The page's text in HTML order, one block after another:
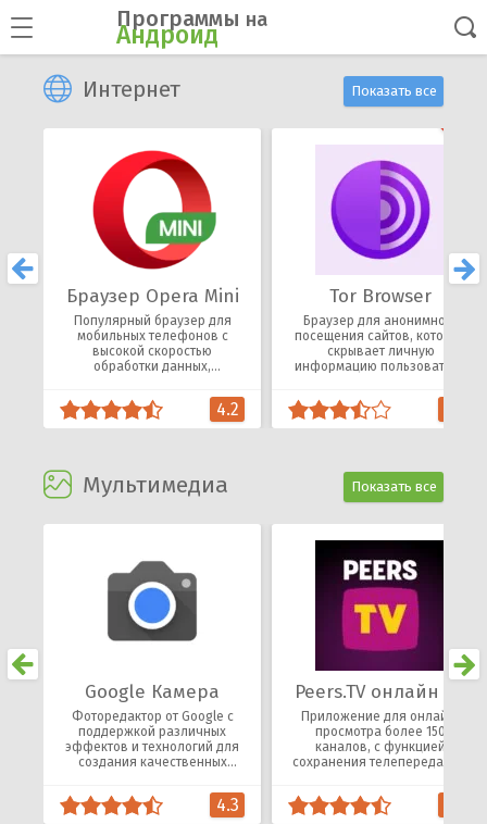
Программы на
Андроид
Интернет Показать все
Браузер Opera Mini
Популярный браузер для
мобильных телефонов с
высокой скоростью
обработки данных,
загружаемых страниц.
4.2
Tor Browser
Браузер для анонимного
посещения сайтов, который
скрывает личную
информацию пользователя
сети.
Мультимедиа Показать все
Google Камера
Фоторедактор от Google с
поддержкой различных
эффектов и технологий для
создания качественных
снимков.
4.3
Peers.TV онлайн ТВ
Приложение для онлайн-
просмотра более 150
каналов, с функцией
сохранения телепередач за